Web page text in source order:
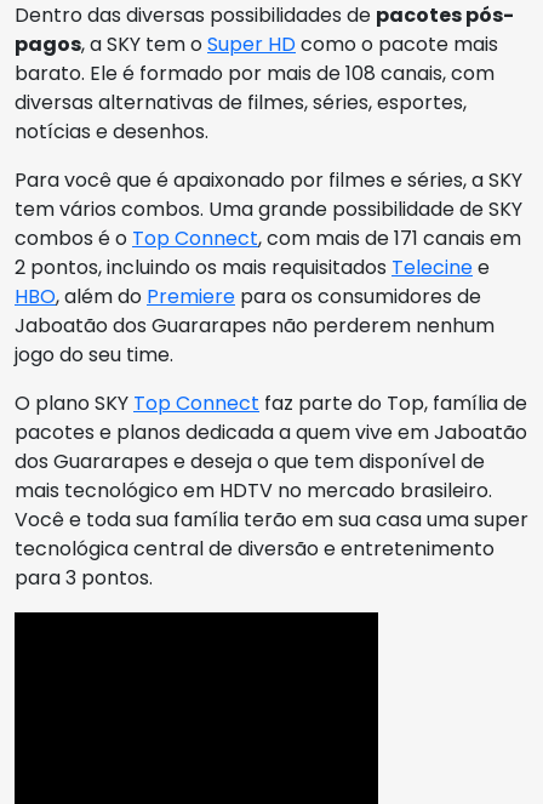
Dentro das diversas possibilidades de pacotes pós-
pagos, a SKY tem oSuper HDcomo o pacote mais
barato. Ele é formado por mais de 108 canais, com
diversas alternativas de filmes, séries, esportes,
notícias e desenhos.
Para você que é apaixonado por filmes e séries, a SKY
tem vários combos. Uma grande possibilidade de SKY
combos é o Top Connect, com mais de 171 canais em
2 pontos, incluindo os mais requisitados Telecinee
HBO, além do Premiere para os consumidores de
Jaboatão dos Guararapes não perderem nenhum
jogo do seu time.
O plano SKY Top Connect faz parte do Top, família de
pacotes e planos dedicada a quem vive em Jaboatão
dos Guararapes e deseja o que tem disponível de
mais tecnológico em HDTV no mercado brasileiro.
Você e toda sua família terão em sua casa uma super
tecnológica central de diversão e entretenimento
para 3 pontos.